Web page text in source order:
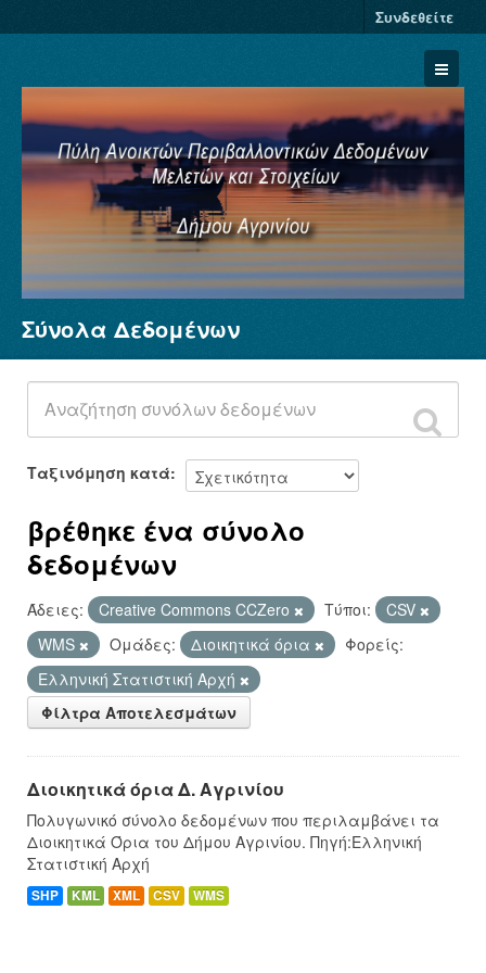
Συνδεθείτε
Σύνολα Δεδομένων
Φορείς
Ομάδες
Σχετικά
Σύνολα Δεδομένων
Ταξινόμηση κατά
βρέθηκε ένα σύνολο
δεδομένων
Άδειες: Creative Commons CCZero Τύποι:
CSV
WMS
Ομάδες: Διοικητικά όρια
Φορείς:
Ελληνική Στατιστική Αρχή
Φίλτρα Αποτελεσμάτων
Διοικητικά όρια Δ. Αγρινίου
Πολυγωνικό σύνολο δεδομένων που περιλαμβάνει τα
Διοικητικά Όρια του Δήμου Αγρινίου. Πηγή:Ελληνική
Στατιστική Αρχή
SHP KML XML CSV WMS